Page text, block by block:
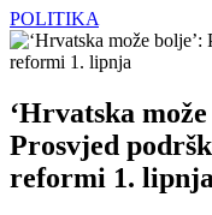
POLITIKA
‘Hrvatska
Prosvjed
reformi 1. lipnja